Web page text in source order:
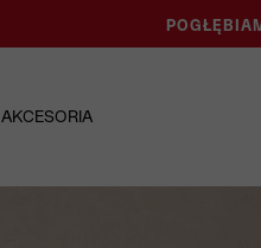
AKCESORIA